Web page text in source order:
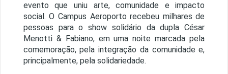
evento que uniu arte, comunidade e impacto
social. O Campus Aeroporto recebeu milhares de
pessoas para o show solidário da dupla César
Menotti & Fabiano, em uma noite marcada pela
comemoração, pela integração da comunidade e,
principalmente, pela solidariedade.